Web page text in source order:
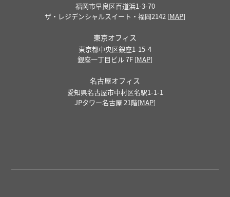
福岡市早良区百道浜1-3-70
ザ・レジデンシャルスイート・福岡2142 [MAP]
東京オフィス
東京都中央区銀座1-15-4
銀座一丁目ビル 7F [MAP]
名古屋オフィス
愛知県名古屋市中村区名駅1-1-1
JPタワー名古屋 21階[MAP]